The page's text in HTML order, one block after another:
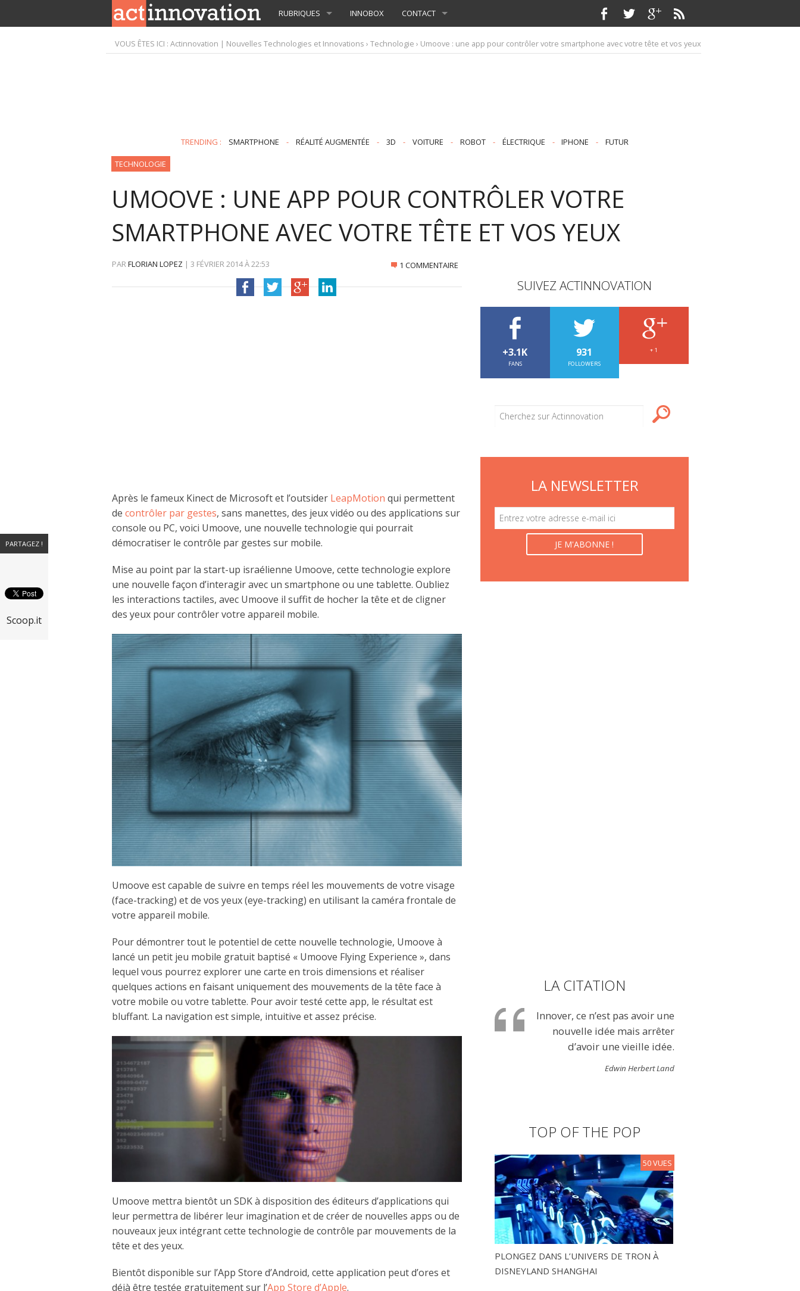
RUBRIQUES INNOBOX CONTACT
VOUS ÊTES ICI :Actinnovation | Nouvelles Technologies et Innovations ›Technologie › Umoove : une app pour contrôler votre smartphone avec votre tête et vos yeux
TRENDING : SMARTPHONE - RÉALITÉ AUGMENTÉE - 3D - VOITURE - ROBOT - ÉLECTRIQUE - IPHONE - FUTUR
TECHNOLOGIE
UMOOVE : UNE APP POUR CONTRÔLER VOTRE
SMARTPHONE AVEC VOTRE TÊTE ET VOS YEUX
PARFLORIAN LOPEZ | 3 FÉVRIER 2014À22:53 1 COMMENTAIRE
Après le fameux Kinect de Microsoft et l’outsider LeapMotion qui permettent
de contrôler par gestes, sans manettes, des jeux vidéo ou des applications sur
console ou PC, voici Umoove, une nouvelle technologie qui pourrait
démocratiser le contrôle par gestes sur mobile.
Mise au point par la start-up israélienne Umoove, cette technologie explore
une nouvelle façon d’interagir avec un smartphone ou une tablette. Oubliez
les interactions tactiles, avec Umoove il suffit de hocher la tête et de cligner
des yeux pour contrôler votre appareil mobile.
Umoove est capable de suivre en temps réel les mouvements de votre visage
(face-tracking) et de vos yeux (eye-tracking) en utilisant la caméra frontale de
votre appareil mobile.
Pour démontrer tout le potentiel de cette nouvelle technologie, Umoove à
lancé un petit jeu mobile gratuit baptisé « Umoove Flying Experience », dans
lequel vous pourrez explorer une carte en trois dimensions et réaliser
quelques actions en faisant uniquement des mouvements de la tête face à
votre mobile ou votre tablette. Pour avoir testé cette app, le résultat est
bluffant. La navigation est simple, intuitive et assez précise.
Umoove mettra bientôt un SDK à disposition des éditeurs d’applications qui
leur permettra de libérer leur imagination et de créer de nouvelles apps ou de
nouveaux jeux intégrant cette technologie de contrôle par mouvements de la
tête et des yeux.
Bientôt disponible sur l’App Store d’Android, cette application peut d’ores et
déjà être testée gratuitement sur l’App Store d’Apple.
SUIVEZ ACTINNOVATION
+3.1K
FANS
931
FOLLOWERS
+ 1
LA NEWSLETTER
LA CITATION
Innover, ce n’est pas avoir une
nouvelle idée mais arrêter
d’avoir une vieille idée.
Edwin Herbert Land
TOP OF THE POP
PLONGEZ DANS L’UNIVERS DE TRON À
DISNEYLAND SHANGHAI
50 VUES
PARTAGEZ !
Scoop.it